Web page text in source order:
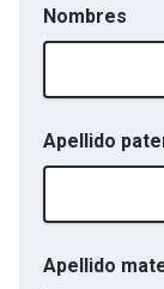
Nombres
Apellido
Apellido